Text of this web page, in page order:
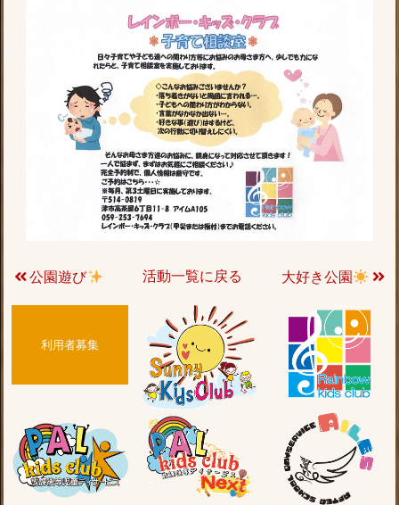
公園遊び 活動一覧に戻る 大好き公園
利用者募集